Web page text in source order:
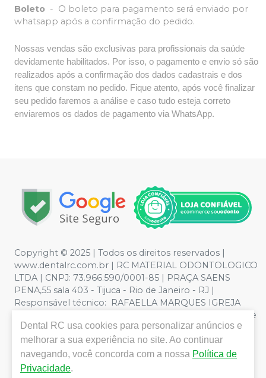
Boleto - O boleto para pagamento será enviado por
whatsapp após a confirmação do pedido.
Nossas vendas são exclusivas para profissionais da saúde
devidamente habilitados. Por isso, o pagamento e envio só são
realizados após a confirmação dos dados cadastrais e dos
itens que constam no pedido. Fique atento, após você finalizar
seu pedido faremos a análise e caso tudo esteja correto
enviaremos os dados de pagamento via WhatsApp.
Copyright © 2025 | Todos os direitos reservados |
www.dentalrc.com.br | RC MATERIAL ODONTOLOGICO
LTDA | CNPJ: 73.966.590/0001-85 | PRAÇA SAENS
PENA,55 sala 403 - Tijuca - Rio de Janeiro - RJ |
Responsável técnico: RAFAELLA MARQUES IGREJA
DOS SANTOS CRO/RJ nº 55115 | Política de Privacidade e
Segurança - Fotos meramente ilustrativas - Os preços e
condições da loja virtual estão sujeitos a alterações. Em
caso de divergência de preços no site, o valor válido é o
do Carrinho de Compra. Não vendemos por atacado,
Dental RC usa cookies para personalizar anúncios e
melhorar a sua experiência no site. Ao continuar
navegando, você concorda com a nossa Política de
Privacidade.